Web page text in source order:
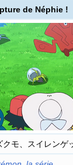
de Néphie !
クモ、スイレンゲ